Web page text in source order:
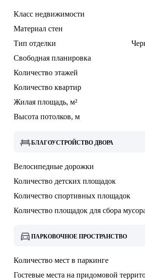
Класс недвижимости
Материал стен
Тип отделки
Свободная планировка
Количество этажей
Количество квартир
Жилая площадь, м²
Высота потолков, м
БЛАГОУСТРОЙСТВО ДВОРА
Велосипедные дорожки
Количество детских площадок
Количество спортивных площадок
Количество площадок для сбора
ПАРКОВОЧНОЕ ПРОСТРАНСТВО
Количество мест в паркинге
Гостевые места на придомовой